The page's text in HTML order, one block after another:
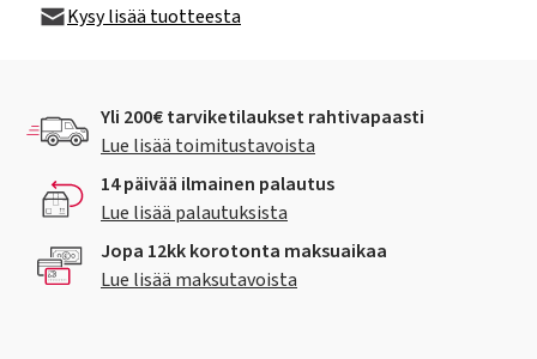
Kysy lisää tuotteesta
Yli 200€ tarviketilaukset rahtivapaasti
Lue lisää toimitustavoista
14 päivää ilmainen palautus
Lue lisää palautuksista
Jopa 12kk korotonta maksuaikaa
Lue lisää maksutavoista